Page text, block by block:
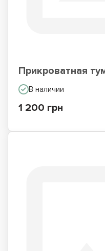
Прикроватная
В наличии
1 200 грн